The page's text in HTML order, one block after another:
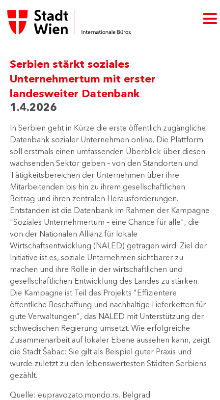
Serbien stärkt soziales
Unternehmertum mit erster
landesweiter Datenbank
1.4.2026
In Serbien geht in Kürze die erste öffentlich zugängliche
Datenbank sozialer Unternehmen online. Die Plattform
soll erstmals einen umfassenden Überblick über diesen
wachsenden Sektor geben – von den Standorten und
Tätigkeitsbereichen der Unternehmen über ihre
Mitarbeitenden bis hin zu ihrem gesellschaftlichen
Beitrag und ihren zentralen Herausforderungen.
Entstanden ist die Datenbank im Rahmen der Kampagne
"Soziales Unternehmertum – eine Chance für alle", die
von der Nationalen Allianz für lokale
Wirtschaftsentwicklung (NALED) getragen wird. Ziel der
Initiative ist es, soziale Unternehmen sichtbarer zu
machen und ihre Rolle in der wirtschaftlichen und
gesellschaftlichen Entwicklung des Landes zu stärken.
Die Kampagne ist Teil des Projekts "Effizientere
öffentliche Beschaffung und nachhaltige Lieferketten für
gute Verwaltungen", das NALED mit Unterstützung der
schwedischen Regierung umsetzt. Wie erfolgreiche
Zusammenarbeit auf lokaler Ebene aussehen kann, zeigt
die Stadt Šabac: Sie gilt als Beispiel guter Praxis und
wurde zuletzt zu den lebenswertesten Städten Serbiens
gezählt.
Quelle: eupravozato.mondo.rs, Belgrad